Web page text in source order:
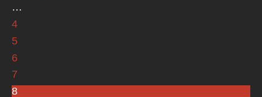
…
4
5
6
7
8